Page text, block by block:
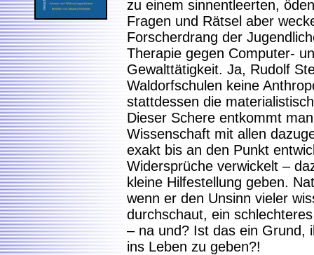
zu einem sinnentleerten,
Fragen und Rätsel aber
Forscherdrang der
Therapie gegen Computer-
Gewalttätigkeit. Ja, Rudolf
Waldorfschulen keine
stattdessen die
Dieser Schere entkommt
Wissenschaft mit allen
exakt bis an den Punkt
Widersprüche verwickelt –
kleine Hilfestellung geben.
wenn er den Unsinn vieler
durchschaut, ein
– na und? Ist das ein Grund,
ins Leben zu geben?!